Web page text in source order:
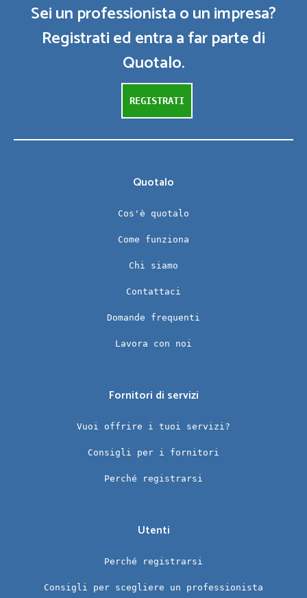
Sei un professionista o un impresa?
Registrati ed entra a far parte di
Quotalo.
REGISTRATI
Quotalo
Cos'è quotalo
Come funziona
Chi siamo
Contattaci
Domande frequenti
Lavora con noi
Fornitori di servizi
Vuoi offrire i tuoi servizi?
Consigli per i fornitori
Perché registrarsi
Utenti
Perché registrarsi
Consigli per scegliere un professionista